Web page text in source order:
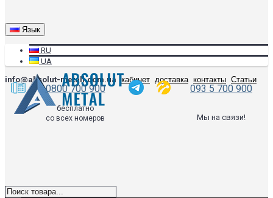
Язык
RU
UA
info@absolut-metall.com.ua
кабинет доставка контакты Статьи
0800 700 900 093 5 700 900
бесплатно
со всех номеров
Мы на связи!